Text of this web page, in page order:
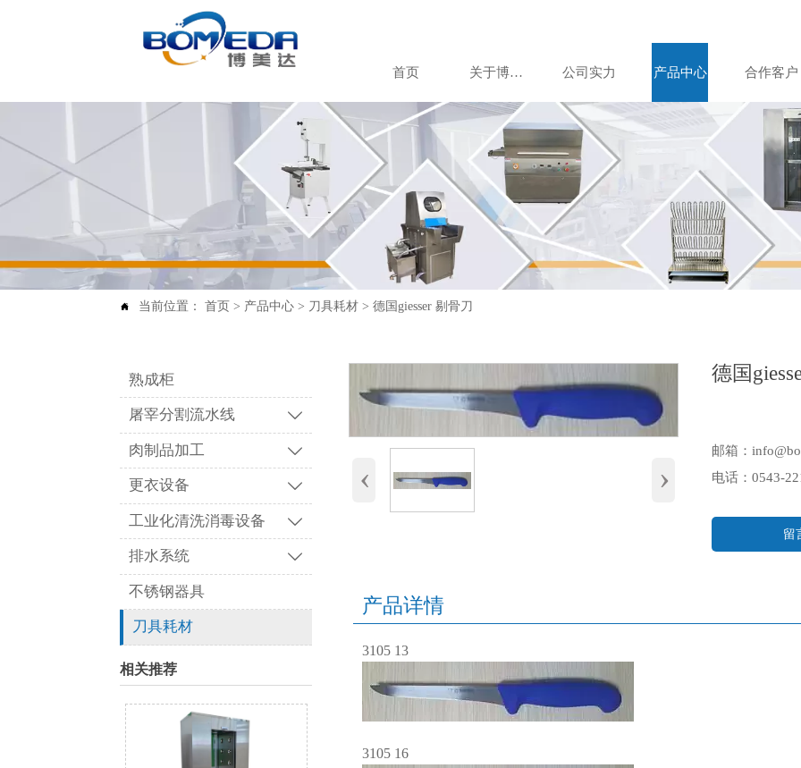
首页 关于博美达 公司实力 产品中心 合作客户
 当前位置：首页 > 产品中心 > 刀具耗材 >德国giesser 剔骨刀
熟成柜
屠宰分割流水线 
肉制品加工 
更衣设备 
工业化清洗消毒设备 
排水系统 
不锈钢器具
刀具耗材
相关推荐
‹ ›
德国
邮箱：
电话：0543-
留
产品详情
3105 13
3105 16